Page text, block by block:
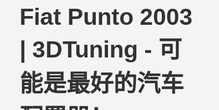
Fiat Punto 2003
| 3DTuning - 可
能是最好的汽车